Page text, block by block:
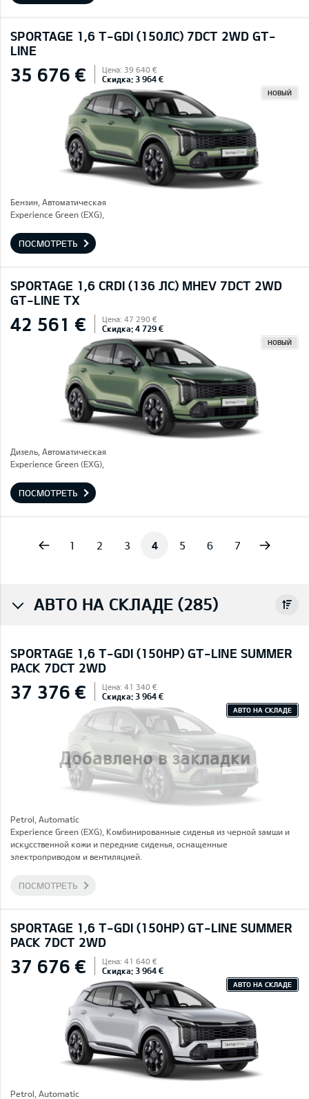
SPORTAGE 1,6 T-GDI (150ЛС) 7DCT 2WD GT-
LINE
35 676 € Цена: 39 640 €
Скидка: 3 964 €
НОВЫЙ
Бензин, Автоматическая
Experience Green (EXG),
ПОСМОТРЕТЬ
SPORTAGE 1,6 CRDI (136 ЛС) MHEV 7DCT 2WD
GT-LINE TX
42 561 € Цена: 47 290 €
Скидка: 4 729 €
НОВЫЙ
Дизель, Автоматическая
Experience Green (EXG),
ПОСМОТРЕТЬ
1 2 3 4 5 6 7
АВТО НА СКЛАДЕ (285)
SPORTAGE 1,6 T-GDI (150HP) GT-LINE SUMMER
PACK 7DCT 2WD
Добавлено в закладки
37 376 € Цена: 41 340 €
Скидка: 3 964 €
АВТО НА СКЛАДЕ
Petrol, Automatic
Experience Green (EXG), Комбинированные сиденья из черной замши и
искусственной кожи и передние сиденья, оснащенные
электроприводом и вентиляцией.
ПОСМОТРЕТЬ
SPORTAGE 1,6 T-GDI (150HP) GT-LINE SUMMER
PACK 7DCT 2WD
37 676 € Цена: 41 640 €
Скидка: 3 964 €
АВТО НА СКЛАДЕ
Petrol, Automatic